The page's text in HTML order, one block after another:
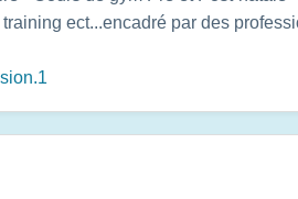
ect...encadré par des